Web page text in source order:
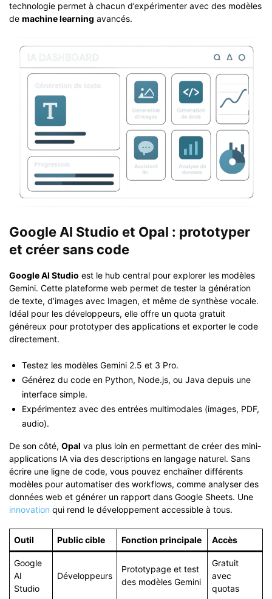
technologie permet à chacun d’expérimenter avec des modèles
de machine learning avancés.
Google AI Studio et Opal : prototyper
et créer sans code
Google AI Studio est le hub central pour explorer les modèles
Gemini. Cette plateforme web permet de tester la génération
de texte, d’images avec Imagen, et même de synthèse vocale.
Idéal pour les développeurs, elle offre un quota gratuit
généreux pour prototyper des applications et exporter le code
directement.
Testez les modèles Gemini 2.5 et 3 Pro.
Générez du code en Python, Node.js, ou Java depuis une
interface simple.
Expérimentez avec des entrées multimodales (images, PDF,
audio).
De son côté, Opal va plus loin en permettant de créer des mini-
applications IA via des descriptions en langage naturel. Sans
écrire une ligne de code, vous pouvez enchaîner différents
modèles pour automatiser des workflows, comme analyser des
données web et générer un rapport dans Google Sheets. Une
innovation qui rend le développement accessible à tous.
Outil Public cible Fonction principale Accès
Google
AI
Studio
Développeurs
Prototypage et test
des modèles Gemini
Gratuit
avec
quotas